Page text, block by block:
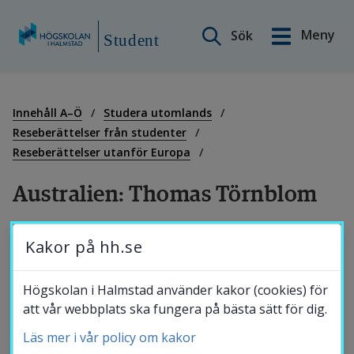
innehåll
Student
Sök
Meny
Innehåll A–Ö
Studera utomlands
Reseberättelser från studenter
Reseberättelser utanför Europa
Australien: Thomas Törnblom
Thomas Törnblom på
Byggingenjörsprogrammet valde att resa till
Australien för att studera på Central
Queensland University.
English
Min sida
Innehåll A–Ö
Studiestöd
Studentnytt
Kakor på hh.se
Högskolan i Halmstad använder kakor (cookies) för
att vår webbplats ska fungera på bästa sätt för dig.
Läs mer i vår policy om kakor